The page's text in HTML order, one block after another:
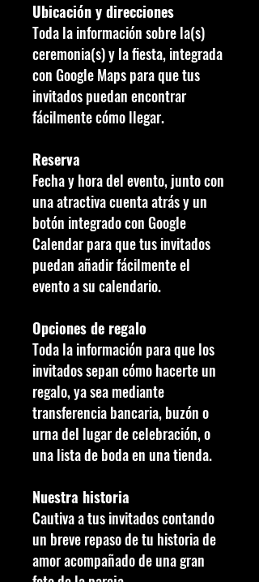
Ubicación y direcciones
Toda la información sobre la(s)
ceremonia(s) y la fiesta, integrada
con Google Maps para que tus
invitados puedan encontrar
fácilmente cómo llegar.
Reserva
Fecha y hora del evento, junto con
una atractiva cuenta atrás y un
botón integrado con Google
Calendar para que tus invitados
puedan añadir fácilmente el
evento a su calendario.
Opciones de regalo
Toda la información para que los
invitados sepan cómo hacerte un
regalo, ya sea mediante
transferencia bancaria, buzón o
urna del lugar de celebración, o
una lista de boda en una tienda.
Nuestra historia
Cautiva a tus invitados contando
un breve repaso de tu historia de
amor acompañado de una gran